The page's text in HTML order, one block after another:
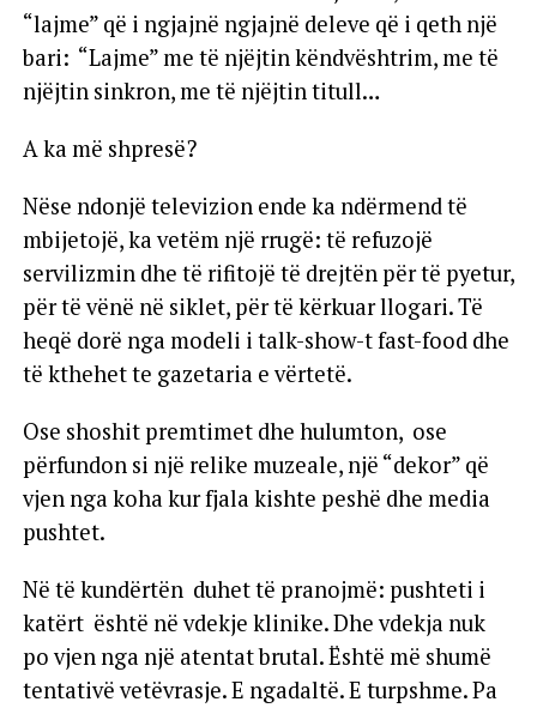
“lajme” që i ngjajnë ngjajnë deleve që i qeth një
bari: “Lajme” me të njëjtin këndvështrim, me të
njëjtin sinkron, me të njëjtin titull…
A ka më shpresë?
Nëse ndonjë televizion ende ka ndërmend të
mbijetojë, ka vetëm një rrugë: të refuzojë
servilizmin dhe të rifitojë të drejtën për të pyetur,
për të vënë në siklet, për të kërkuar llogari. Të
heqë dorë nga modeli i talk-show-t fast-food dhe
të kthehet te gazetaria e vërtetë.
Ose shoshit premtimet dhe hulumton, ose
përfundon si një relike muzeale, një “dekor” që
vjen nga koha kur fjala kishte peshë dhe media
pushtet.
Në të kundërtën duhet të pranojmë: pushteti i
katërt është në vdekje klinike. Dhe vdekja nuk
po vjen nga një atentat brutal. Është më shumë
tentativë vetëvrasje. E ngadaltë. E turpshme. Pa